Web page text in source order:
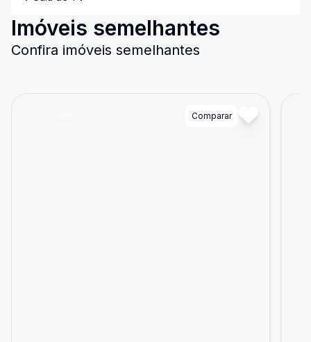
Imóveis semelhantes
Confira imóveis semelhantes
Comparar